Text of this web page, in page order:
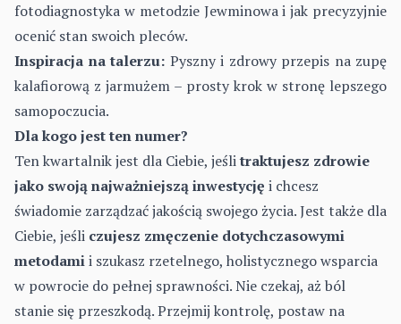
fotodiagnostyka w metodzie Jewminowa i jak precyzyjnie
ocenić stan swoich pleców.
Inspiracja na talerzu: Pyszny i zdrowy przepis na zupę
kalafiorową z jarmużem – prosty krok w stronę lepszego
samopoczucia.
Dla kogo jest ten numer?
Ten kwartalnik jest dla Ciebie, jeślitraktujesz zdrowie
jako swoją najważniejszą inwestycję i chcesz
świadomie zarządzać jakością swojego życia. Jest także dla
Ciebie, jeśli czujesz zmęczenie dotychczasowymi
metodamii szukasz rzetelnego, holistycznego wsparcia
w powrocie do pełnej sprawności. Nie czekaj, aż ból
stanie się przeszkodą. Przejmij kontrolę, postaw na